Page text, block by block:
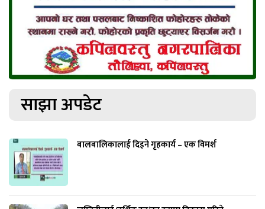
साझा अपडेट
बालबालिकालाई दिइने गृहकार्य – एक विमर्श